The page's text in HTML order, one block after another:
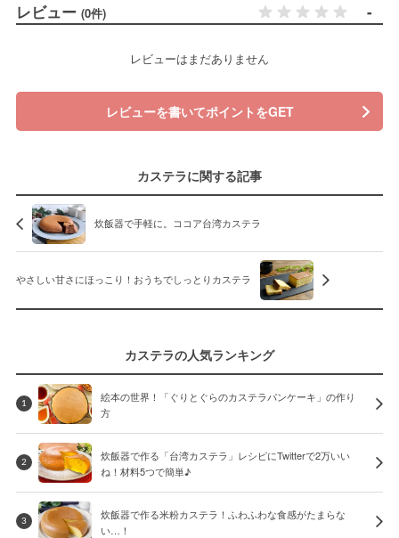
レビュー (0件) -
レビューはまだありません
レビューを書いてポイントをGET
カステラに関する記事
炊飯器で手軽に。ココア台湾カステラ
やさしい甘さにほっこり！おうちでしっとりカステラ
カステラの人気ランキング
1
絵本の世界！「ぐりとぐらのカステラパンケーキ」の作り
方
2
炊飯器で作る「台湾カステラ」レシピにTwitterで2万いい
ね！材料5つで簡単♪
3
炊飯器で作る米粉カステラ！ふわふわな食感がたまらな
い…！